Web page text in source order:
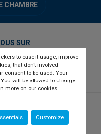
to ease it usage, improve
that don't involved
consent to be used. Your
will be allowed to change
more on our cookies
Customize
CHAMBRE
SUR
youtube
Presse
Contact